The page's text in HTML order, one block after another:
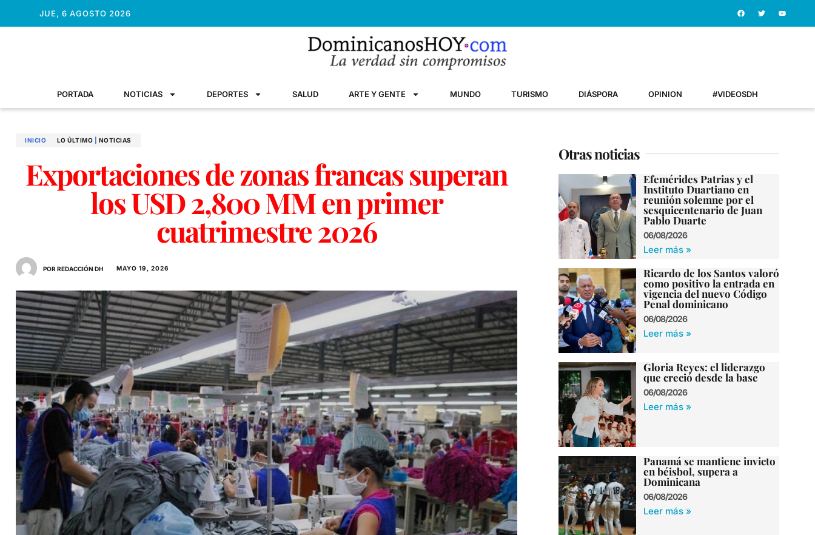
JUE, 6 AGOSTO 2026
PORTADA NOTICIAS DEPORTES SALUD ARTE Y GENTE MUNDO TURISMO DIÁSPORA OPINION #VIDEOSDH
INICIO LO ÚLTIMO NOTICIAS
Exportaciones de zonas francas superan
los USD 2,800 MM en primer
cuatrimestre 2026
POR REDACCIÓN DH MAYO 19, 2026
Otras noticias
Efemérides Patrias y el
Instituto Duartiano en
reunión solemne por el
sesquicentenario de Juan
Pablo Duarte
06/08/2026
Leer más »
Ricardo de los Santos valoró
como positivo la entrada en
vigencia del nuevo Código
Penal dominicano
06/08/2026
Leer más »
Gloria Reyes: el liderazgo
que creció desde la base
06/08/2026
Leer más »
Panamá se mantiene invicto
en béisbol, supera a
Dominicana
06/08/2026
Leer más »